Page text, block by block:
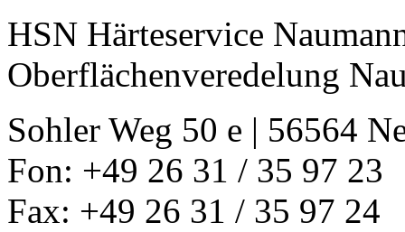
HSN Härteservice
Oberflächenveredelung
Sohler Weg 50 e | 56564
Fon: +49 26 31 / 35 97 23
Fax: +49 26 31 / 35 97 24